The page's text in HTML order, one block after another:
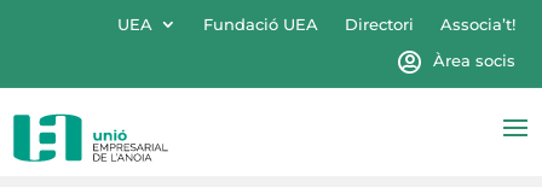
UEA Fundació UEA Directori
Associa’t!
Àrea socis